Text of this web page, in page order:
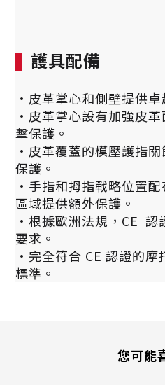
護具配備
·皮革掌心和側壁提供卓
·皮革掌心設有加強皮
擊保護。
·皮革覆蓋的模壓護指
保護。
·手指和拇指戰略位置
區域提供額外保護。
·根據歐洲法規，CE 認
要求。
·完全符合 CE 認證的摩
標準。
您可能